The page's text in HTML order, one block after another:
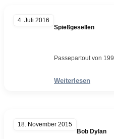
4. Juli 2016
Spießgesellen
Passepartout von
Weiterlesen
18. November 2015
Bob Dylan